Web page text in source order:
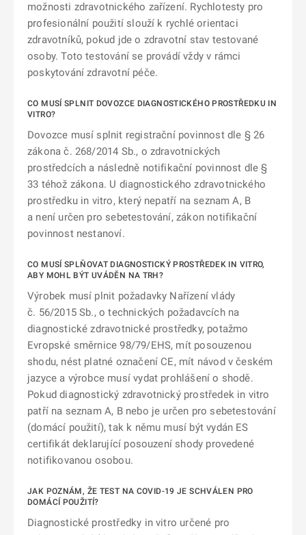
možnosti zdravotnického zařízení. Rychlotesty pro
profesionální použití slouží k rychlé orientaci
zdravotníků, pokud jde o zdravotní stav testované
osoby. Toto testování se provádí vždy v rámci
poskytování zdravotní péče.
CO MUSÍ SPLNIT DOVOZCE DIAGNOSTICKÉHO PROSTŘEDKU IN
VITRO?
Dovozce musí splnit registrační povinnost dle § 26
zákona č. 268/2014 Sb., o zdravotnických
prostředcích a následně notifikační povinnost dle §
33 téhož zákona. U diagnostického zdravotnického
prostředku in vitro, který nepatří na seznam A, B
a není určen pro sebetestování, zákon notifikační
povinnost nestanoví.
CO MUSÍ SPLŇOVAT DIAGNOSTICKÝ PROSTŘEDEK IN VITRO,
ABY MOHL BÝT UVÁDĚN NA TRH?
Výrobek musí plnit požadavky Nařízení vlády
č. 56/2015 Sb., o technických požadavcích na
diagnostické zdravotnické prostředky, potažmo
Evropské směrnice 98/79/EHS, mít posouzenou
shodu, nést platné označení CE, mít návod v českém
jazyce a výrobce musí vydat prohlášení o shodě.
Pokud diagnostický zdravotnický prostředek in vitro
patří na seznam A, B nebo je určen pro sebetestování
(domácí použití), tak k němu musí být vydán ES
certifikát deklarující posouzení shody provedené
notifikovanou osobou.
JAK POZNÁM, ŽE TEST NA COVID-19 JE SCHVÁLEN PRO
DOMÁCÍ POUŽITÍ?
Diagnostické prostředky in vitro určené pro